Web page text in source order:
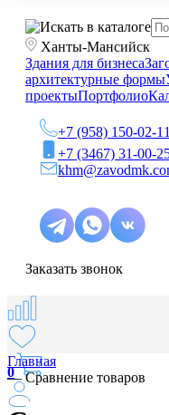
Ханты-Мансийск
Здания для бизнеса
архитектурные формы
проектыПортфолио
+7 (958) 150-02-11
+7 (3467) 31-00-
Заказать звонок
0
Главная
—Сравнение товаров